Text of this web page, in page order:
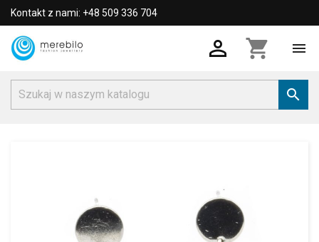
Kontakt z nami: +48 509 336 704
 shopping_cart 
